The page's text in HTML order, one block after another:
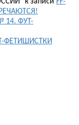
14. ФУТ-
ФЕТИШИСТКИ